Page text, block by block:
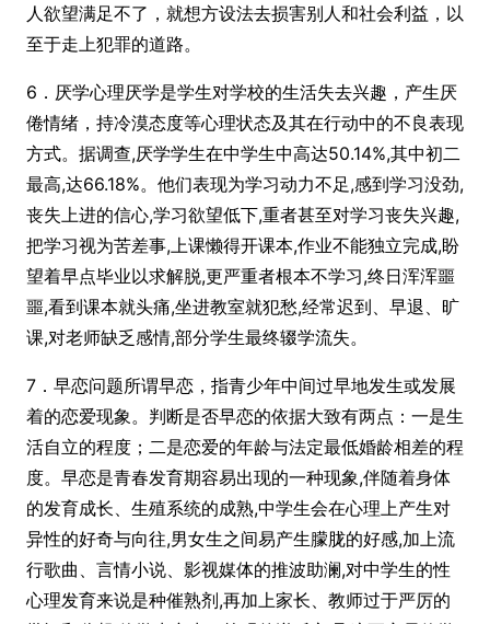
人欲望满足不了，就想方设法去损害别人和社会利益，以
至于走上犯罪的道路。
6．厌学心理厌学是学生对学校的生活失去兴趣，产生厌
倦情绪，持冷漠态度等心理状态及其在行动中的不良表现
方式。据调查,厌学学生在中学生中高达50.14%,其中初二
最高,达66.18%。他们表现为学习动力不足,感到学习没劲,
丧失上进的信心,学习欲望低下,重者甚至对学习丧失兴趣,
把学习视为苦差事,上课懒得开课本,作业不能独立完成,盼
望着早点毕业以求解脱,更严重者根本不学习,终日浑浑噩
噩,看到课本就头痛,坐进教室就犯愁,经常迟到、早退、旷
课,对老师缺乏感情,部分学生最终辍学流失。
7．早恋问题所谓早恋，指青少年中间过早地发生或发展
着的恋爱现象。判断是否早恋的依据大致有两点：一是生
活自立的程度；二是恋爱的年龄与法定最低婚龄相差的程
度。早恋是青春发育期容易出现的一种现象,伴随着身体
的发育成长、生殖系统的成熟,中学生会在心理上产生对
异性的好奇与向往,男女生之间易产生朦胧的好感,加上流
行歌曲、言情小说、影视媒体的推波助澜,对中学生的性
心理发育来说是种催熟剂,再加上家长、教师过于严厉的